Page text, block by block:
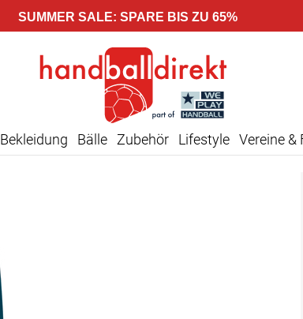
SUMMER SALE: SPARE BIS ZU 65%
Bekleidung Bälle Zubehör Lifestyle Vereine &